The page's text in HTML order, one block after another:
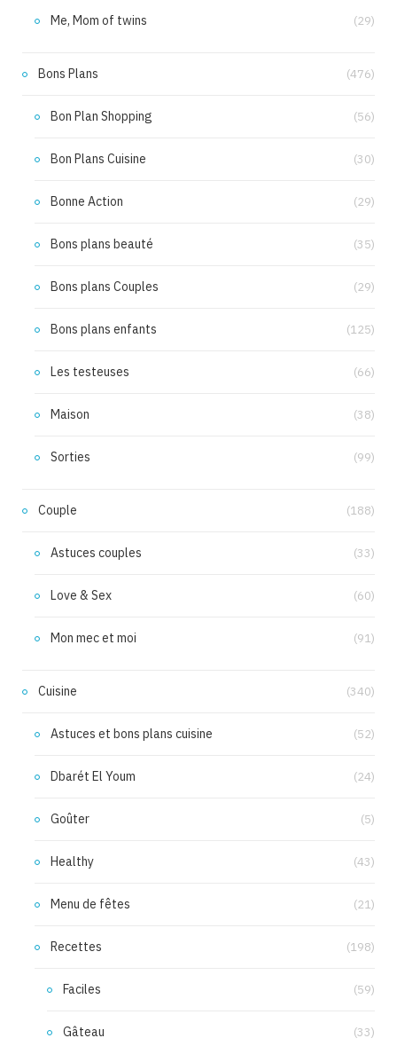
Me, Mom of twins (29)
Bons Plans (476)
Bon Plan Shopping (56)
Bon Plans Cuisine (30)
Bonne Action (29)
Bons plans beauté (35)
Bons plans Couples (29)
Bons plans enfants (125)
Les testeuses (66)
Maison (38)
Sorties (99)
Couple (188)
Astuces couples (33)
Love & Sex (60)
Mon mec et moi (91)
Cuisine (340)
Astuces et bons plans cuisine (52)
Dbarét El Youm (24)
Goûter (5)
Healthy (43)
Menu de fêtes (21)
Recettes (198)
Faciles (59)
Gâteau (33)